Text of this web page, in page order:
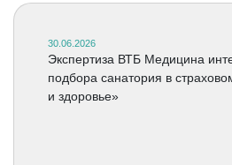
30.06.2026
Экспертиза ВТБ Медицина
подбора санатория в
и здоровье»